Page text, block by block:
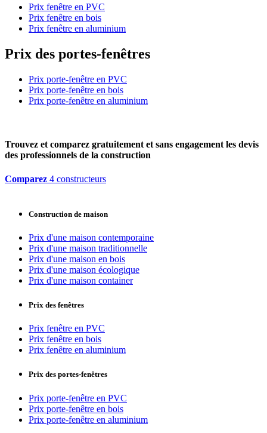
Prix fenêtre en PVC
Prix fenêtre en bois
Prix fenêtre en aluminium
Prix des portes-fenêtres
Prix porte-fenêtre en PVC
Prix porte-fenêtre en bois
Prix porte-fenêtre en aluminium
Trouvez et comparez gratuitement et sans engagement les devis
des professionnels de la construction
Comparez 4 constructeurs
Construction de maison
Prix d'une maison contemporaine
Prix d'une maison traditionnelle
Prix d'une maison en bois
Prix d'une maison écologique
Prix d'une maison container
Prix des fenêtres
Prix fenêtre en PVC
Prix fenêtre en bois
Prix fenêtre en aluminium
Prix des portes-fenêtres
Prix porte-fenêtre en PVC
Prix porte-fenêtre en bois
Prix porte-fenêtre en aluminium